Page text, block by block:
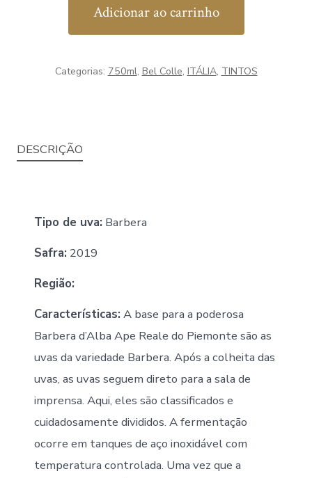
quantidade
Adicionar ao carrinho
Categorias: 750ml, Bel Colle, ITÁLIA, TINTOS
DESCRIÇÃO
Tipo de uva: Barbera
Safra: 2019
Região:
Características: A base para a poderosa
Barbera d’Alba Ape Reale do Piemonte são as
uvas da variedade Barbera. Após a colheita das
uvas, as uvas seguem direto para a sala de
imprensa. Aqui, eles são classificados e
cuidadosamente divididos. A fermentação
ocorre em tanques de aço inoxidável com
temperatura controlada. Uma vez que a